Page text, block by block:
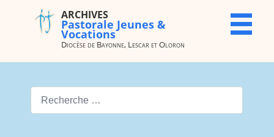
ARCHIVES
Pastorale
Lescar et
X
ARCHIVES
Pastorale Jeunes &
Vocations
Diocèse de Bayonne, Lescar et Oloron
Valider